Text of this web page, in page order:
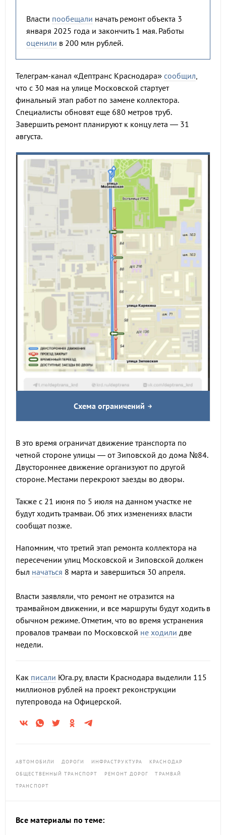
Власти пообещали начать ремонт объекта 3
января 2025 года и закончить 1 мая. Работы
оценили в 200 млн рублей.
Телеграм-канал «Дептранс Краснодара» сообщил,
что с 30 мая на улице Московской стартует
финальный этап работ по замене коллектора.
Специалисты обновят еще 680 метров труб.
Завершить ремонт планируют к концу лета — 31
августа.
Схема ограничений
В это время ограничат движение транспорта по
четной стороне улицы — от Зиповской до дома №84.
Двустороннее движение организуют по другой
стороне. Местами перекроют заезды во дворы.
Также с 21 июня по 5 июля на данном участке не
будут ходить трамваи. Об этих изменениях власти
сообщат позже.
Напомним, что третий этап ремонта коллектора на
пересечении улиц Московской и Зиповской должен
был начаться 8 марта и завершиться 30 апреля.
Власти заявляли, что ремонт не отразится на
трамвайном движении, и все маршруты будут ходить в
обычном режиме. Отметим, что во время устранения
провалов трамваи по Московской не ходили две
недели.
Как писали Юга.ру, власти Краснодара выделили 115
миллионов рублей на проект реконструкции
путепровода на Офицерской.
АВТОМОБИЛИ ДОРОГИ ИНФРАСТРУКТУРА
КРАСНОДАР
ОБЩЕСТВЕННЫЙ ТРАНСПОРТ
РЕМОНТ ДОРОГ
ТРАМВАЙ
ТРАНСПОРТ
Все материалы по теме: